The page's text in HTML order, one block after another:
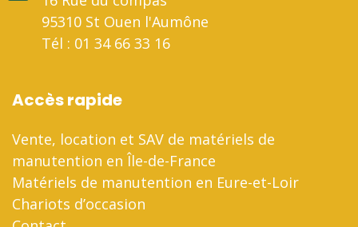
95310 St Ouen l'Aumône
Tél : 01 34 66 33 16
Accès rapide
Vente, location et SAV de matériels de
manutention en Île-de-France
Matériels de manutention en Eure-et-Loir
Chariots d’occasion